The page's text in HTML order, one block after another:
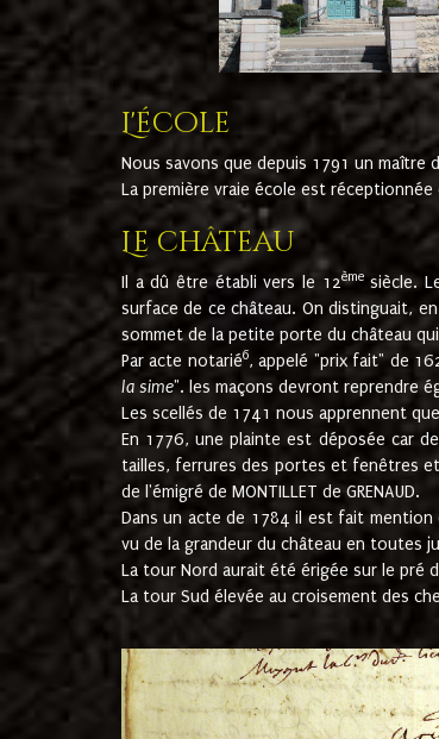
L'école
Nous savons que depuis 1791 un maître
La première vraie école est
Le château
Il a dû être établi vers le 12èmesiècle.
surface de ce château. On distinguait,
sommet de la petite porte du château
Par acte notarié6, appelé "prix fait" de
la sime". les maçons devront reprendre
Les scellés de 1741 nous apprennent
En 1776, une plainte est déposée car
tailles, ferrures des portes et fenêtres
de l'émigré de MONTILLET de GRENAUD.
Dans un acte de 1784 il est fait mention
vu de la grandeur du château en toutes
La tour Nord aurait été érigée sur le pré
La tour Sud élevée au croisement des